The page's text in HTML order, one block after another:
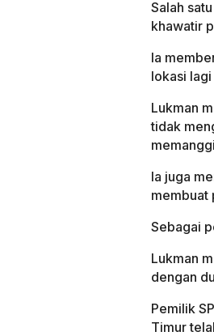
Salah
khawatir
Ia
lokasi
Lukman
tidak
Ia juga
membuat
Sebagai
Lukman
dengan
Pemilik
Timur